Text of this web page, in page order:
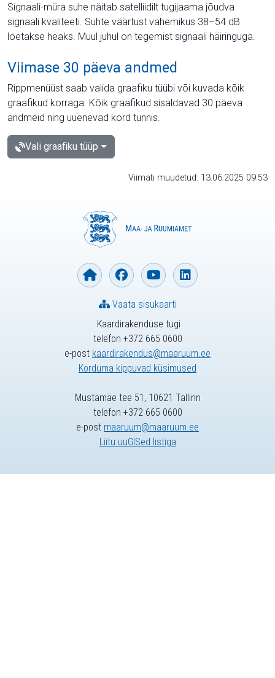
Signaali-müra suhe näitab satelliidilt tugijaama jõudva
signaali kvaliteeti. Suhte väärtust vahemikus 38–54 dB
loetakse heaks. Muul juhul on tegemist signaali häiringuga.
Viimase 30 päeva andmed
Rippmenüüst saab valida graafiku tüübi või kuvada kõik
graafikud korraga. Kõik graafikud sisaldavad 30 päeva
andmeid ning uuenevad kord tunnis.
Vali graafiku tüüp
Viimati muudetud: 13.06.2025 09:53
Kaardirakenduse tugi
telefon +372 665 0600
e-post kaardirakendus@maaruum.ee
Korduma kippuvad küsimused
Vaata sisukaarti
Mustamäe tee 51, 10621 Tallinn
telefon +372 665 0600
e-post maaruum@maaruum.ee
Liitu uuGISed listiga